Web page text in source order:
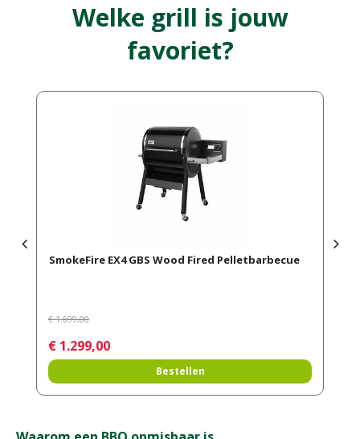
Welke grill is jouw
favoriet?
Pit Boss grill pro 1150 Wifi
€ 1.449,00
Meer informatie